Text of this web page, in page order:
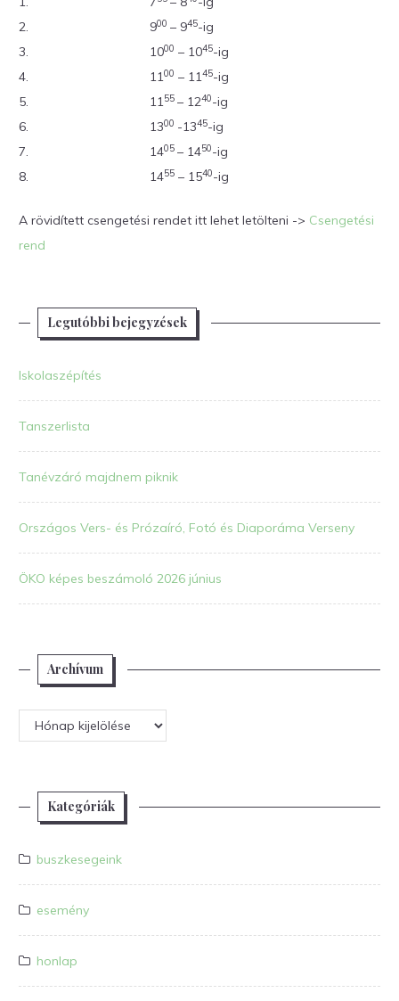
2.
900 – 945-ig
3.
1000 – 1045-ig
4.
1100 – 1145-ig
5.
1155 – 1240-ig
6.
1300 -1345-ig
7.
1405 – 1450-ig
8.
1455 – 1540-ig
A rövidített csengetési rendet itt lehet letölteni -> Csengetési
rend
Legutóbbi bejegyzések
Iskolaszépítés
Tanszerlista
Tanévzáró majdnem piknik
Országos Vers- és Prózaíró, Fotó és Diaporáma Verseny
ÖKO képes beszámoló 2026 június
Archívum
Archívum
Kategóriák
buszkesegeink
esemény
honlap